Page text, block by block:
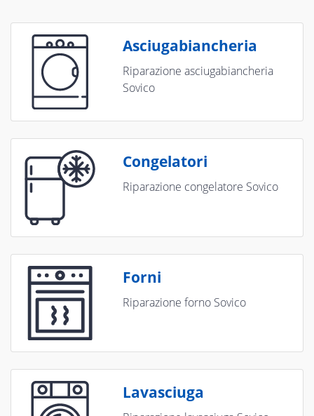
Asciugabiancheria
Riparazione asciugabiancheria
Sovico
Congelatori
Riparazione congelatore Sovico
Forni
Riparazione forno Sovico
Lavasciuga